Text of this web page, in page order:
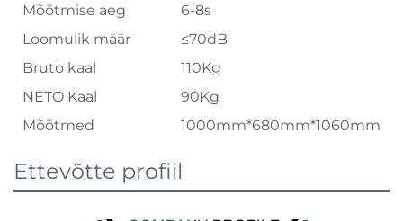
Mõõtmise aeg
6-8s
Loomulik määr
≤70dB
Bruto kaal
110Kg
NETO Kaal
90Kg
Mõõtmed
1000mm*680mm*1060mm
Ettevõtte profiil